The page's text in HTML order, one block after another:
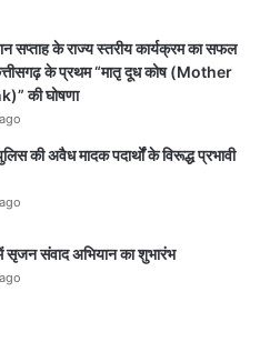
सप्ताह के राज्य स्तरीय कार्यक्रम का सफल
के प्रथम “मातृ दूध कोष (Mother
की घोषणा
की अवैध मादक पदार्थों के विरूद्ध प्रभावी
सृजन संवाद अभियान का शुभारंभ